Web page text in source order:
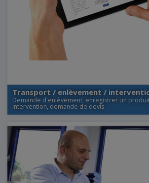
Transport / enlèvement /
Demande d'enlèvement, enregistrer un
intervention, demande de devis